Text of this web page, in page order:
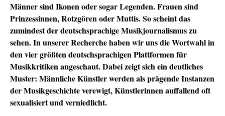
Männer sind Ikonen oder sogar Legenden. Frauen sind
Prinzessinnen, Rotzgören oder Muttis. So scheint das
zumindest der deutschsprachige Musikjournalismus zu
sehen. In unserer Recherche haben wir uns die Wortwahl in
den vier größten deutschsprachigen Plattformen für
Musikkritiken angeschaut. Dabei zeigt sich ein deutliches
Muster: Männliche Künstler werden als prägende Instanzen
der Musikgeschichte verewigt, Künstlerinnen auffallend oft
sexualisiert und verniedlicht.